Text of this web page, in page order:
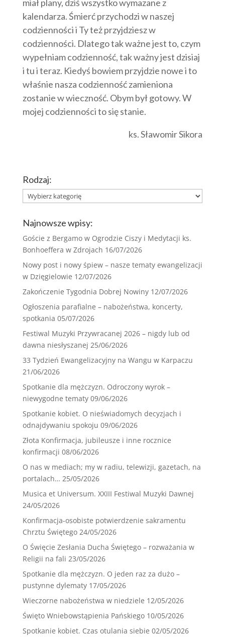
miał plany, dziś wszystko wymazane z
kalendarza. Śmierć przychodzi w naszej
codzienności i Ty też przyjdziesz w
codzienności. Dlatego tak ważne jest to, czym
wypełniam codzienność, tak ważny jest dzisiaj
i tu i teraz. Kiedyś bowiem przyjdzie nowe i to
właśnie nasza codzienność zamieniona
zostanie w wieczność. Obym był gotowy. W
mojej codzienności to się stanie.
ks. Sławomir Sikora
Rodzaj:
Rodzaj:
Najnowsze wpisy:
Goście z Bergamo w Ogrodzie Ciszy i Medytacji ks.
Bonhoeffera w Zdrojach 16/07/2026
Nowy post i nowy śpiew – nasze tematy ewangelizacji
w Dzięgielowie 12/07/2026
Zakończenie Tygodnia Dobrej Nowiny 12/07/2026
Ogłoszenia parafialne – nabożeństwa, koncerty,
spotkania 05/07/2026
Festiwal Muzyki Przywracanej 2026 – nigdy lub od
dawna niesłyszanej 25/06/2026
33 Tydzień Ewangelizacyjny na Wangu w Karpaczu
21/06/2026
Spotkanie dla mężczyzn. Odroczony wyrok –
niewygodne tematy 09/06/2026
Spotkanie kobiet. O nieświadomych decyzjach i
odnajdywaniu spokoju 09/06/2026
Złota Konfirmacja, jubileusze i inne rocznice
konfirmacji 08/06/2026
O nas w mediach; my w radiu, telewizji, gazetach, na
portalach… 25/05/2026
Musica et Universum. XXIII Festiwal Muzyki Dawnej
24/05/2026
Konfirmacja-osobiste potwierdzenie sakramentu
Chrztu Świętego 24/05/2026
O Święcie Zesłania Ducha Świętego – rozważania w
Religii na fali 23/05/2026
Spotkanie dla mężczyzn. O jeden raz za dużo –
pustynne dylematy 17/05/2026
Wieczorne nabożeństwa w niedziele 12/05/2026
Święto Wniebowstąpienia Pańskiego 10/05/2026
Spotkanie kobiet. Czas otulania siebie 02/05/2026